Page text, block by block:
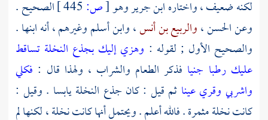
لكنه ضعيف ، واختارهابن جريروهو[ص:
الصحيح .
وعنالحسن،والربيع بن أنس،وابن أسلموغيرهم ، أنه ابنها .
والصحيح الأول ; لقوله : وهزي إليك بجذع النخلة تساقط
عليك رطبا جنيا فذكر الطعام والشراب ، ولهذا قال : فكلي
واشربي وقري عينا ثم قيل : كان جذع النخلة يابسا . وقيل :
كانت نخلة مثمرة . فالله أعلم . ويحتمل أنها كانت نخلة ، لكنها لم